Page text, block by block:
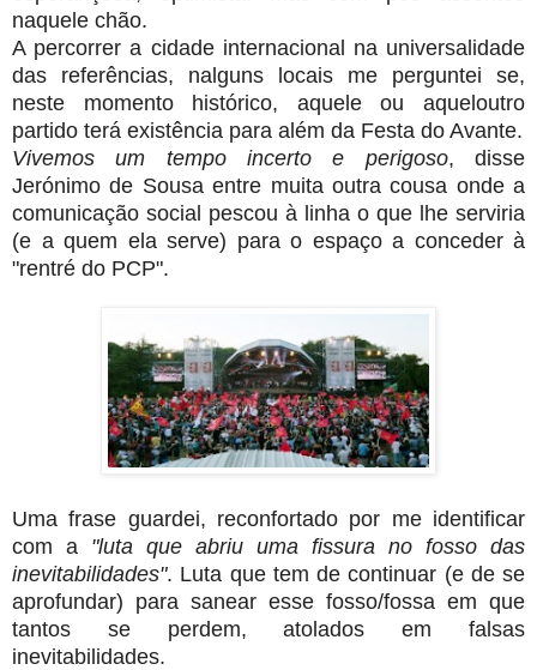
naquele chão.
A percorrer a cidade internacional na universalidade
das referências, nalguns locais me perguntei se,
neste momento histórico, aquele ou aqueloutro
partido terá existência para além da Festa do Avante.
Vivemos um tempo incerto e perigoso, disse
Jerónimo de Sousa entre muita outra cousa onde a
comunicação social pescou à linha o que lhe serviria
(e a quem ela serve) para o espaço a conceder à
"rentré do PCP".
Uma frase guardei, reconfortado por me identificar
com a "luta que abriu uma fissura no fosso das
inevitabilidades". Luta que tem de continuar (e de se
aprofundar) para sanear esse fosso/fossa em que
tantos se perdem, atolados em falsas
inevitabilidades.